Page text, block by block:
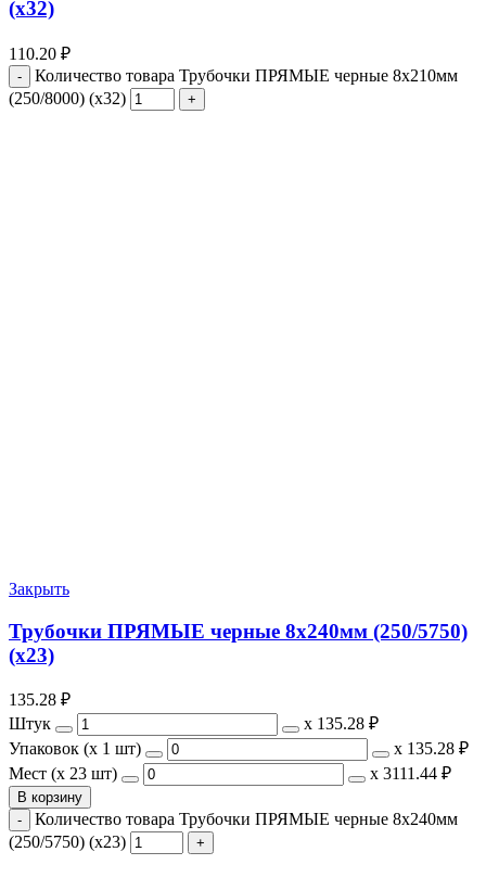
(х32)
110.20 ₽
Количество товара Трубочки ПРЯМЫЕ черные 8х210мм
(250/8000) (х32)
Закрыть
Трубочки ПРЯМЫЕ черные 8х240мм (250/5750)
(х23)
135.28 ₽
Штук
х 135.28 ₽
Упаковок (x 1 шт)
х 135.28 ₽
Мест (x 23 шт)
х 3111.44 ₽
В корзину
Количество товара Трубочки ПРЯМЫЕ черные 8х240мм
(250/5750) (х23)